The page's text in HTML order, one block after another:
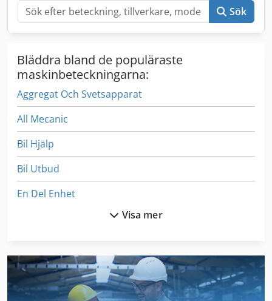
Sök
Bläddra bland de populäraste
maskinbeteckningarna:
Aggregat Och Svetsapparat
All Mecanic
Bil Hjälp
Bil Utbud
En Del Enhet
German
Inredning Och Design
Visa mer